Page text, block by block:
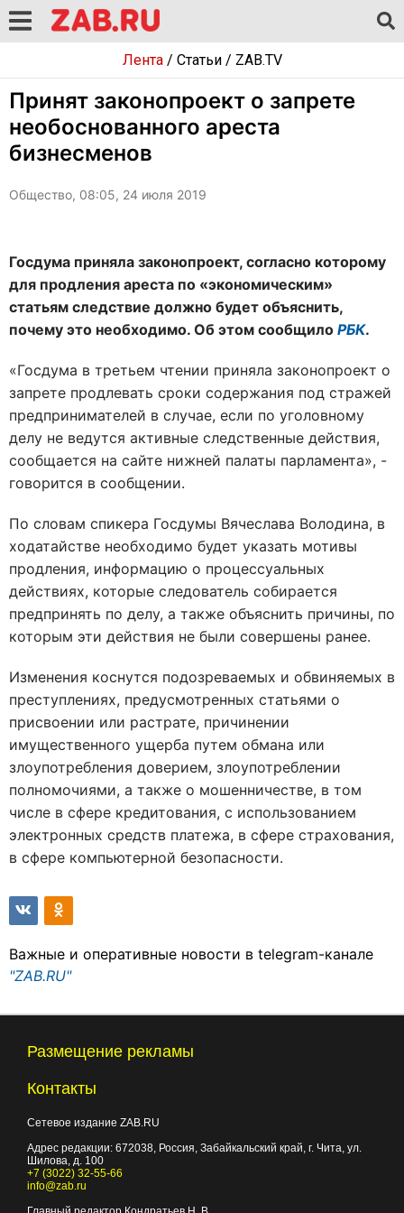
Лента/ Статьи/ ZAB.TV
Принят законопроект о запрете
необоснованного ареста
бизнесменов
Общество, 08:05, 24 июля 2019
Госдума приняла законопроект, согласно которому
для продления ареста по «экономическим»
статьям следствие должно будет объяснить,
почему это необходимо. Об этом сообщило РБК.
«Госдума в третьем чтении приняла законопроект о
запрете продлевать сроки содержания под стражей
предпринимателей в случае, если по уголовному
делу не ведутся активные следственные действия,
сообщается на сайте нижней палаты парламента», -
говорится в сообщении.
По словам спикера Госдумы Вячеслава Володина, в
ходатайстве необходимо будет указать мотивы
продления, информацию о процессуальных
действиях, которые следователь собирается
предпринять по делу, а также объяснить причины, по
которым эти действия не были совершены ранее.
Изменения коснутся подозреваемых и обвиняемых в
преступлениях, предусмотренных статьями о
присвоении или растрате, причинении
имущественного ущерба путем обмана или
злоупотребления доверием, злоупотреблении
полномочиями, а также о мошенничестве, в том
числе в сфере кредитования, с использованием
электронных средств платежа, в сфере страхования,
в сфере компьютерной безопасности.
Важные и оперативные новости в telegram-канале
"ZAB.RU"
Размещение рекламы
Контакты
Сетевое издание ZAB.RU
Адрес редакции: 672038, Россия, Забайкальский край, г. Чита, ул.
Шилова, д. 100
+7 (3022) 32-55-66
info@zab.ru